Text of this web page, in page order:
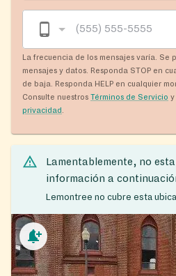
La frecuencia de los mensajes varía. Se
mensajes y datos. Responda STOP en
de baja. Responda HELP en cualquier
Consulte nuestros Términos de Servicio y
privacidad
Lamentablemente, no
información a
Lemontree no cubre esta